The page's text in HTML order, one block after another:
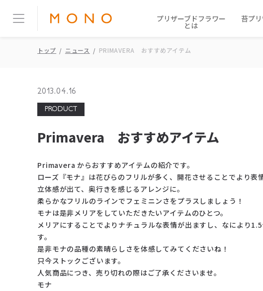
プリザーブドフラワー
とは
苔プ
トップ ニュース PRIMAVERA おすすめアイテム
2013.04.16
PRODUCT
Primavera おすすめアイテム
Primavera からおすすめアイテムの紹介です。
ローズ『モナ』は花びらのフリルが多く、開花させることでより表
立体感が出て、奥行きを感じるアレンジに。
柔らかなフリルのラインでフェミニンさをプラスしましょう！
モナは是非メリアをしていただきたいアイテムのひとつ。
メリアにすることでよりナチュラルな表情が出ますし、なにより
す。
是非モナの品種の素晴らしさを体感してみてくださいね！
只今ストックございます。
人気商品につき、売り切れの際はご了承くださいませ。
モナ